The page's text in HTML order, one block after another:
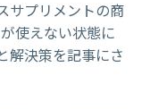
サプリメントの商
使えない状態に
解決策を記事にさ